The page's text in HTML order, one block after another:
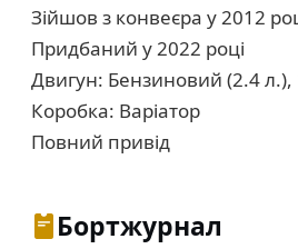
Зійшов з конвеєра у 2012
Придбаний у 2022 році
Двигун: Бензиновий (2.4 л.),
Коробка: Варіатор
Повний привід
Бортжурнал